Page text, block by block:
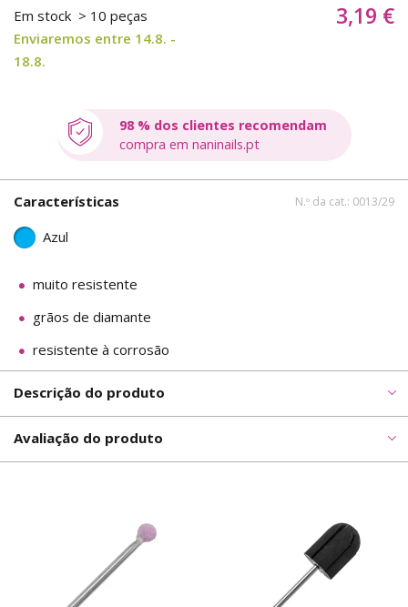
Em stock > 10 peças
Enviaremos entre 14.8. -
18.8.
3,19 €
98 % dos clientes recomendam
compra em naninails.pt
Características N.º da cat.: 0013/29
Azul
muito resistente
grãos de diamante
resistente à corrosão
Descrição do produto
Avaliação do produto